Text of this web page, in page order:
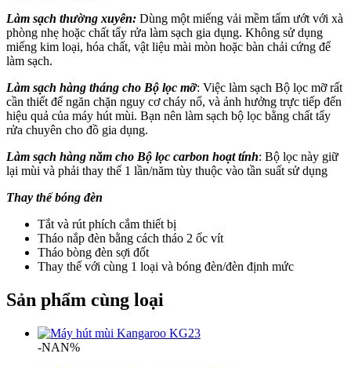
Làm sạch thường xuyên: Dùng một miếng vải mềm tẩm ướt với xà
phòng nhẹ hoặc chất tẩy rửa làm sạch gia dụng. Không sử dụng
miếng kim loại, hóa chất, vật liệu mài mòn hoặc bàn chải cứng để
làm sạch.
Làm sạch hàng tháng cho Bộ lọc mỡ: Việc làm sạch Bộ lọc mỡ rất
cần thiết để ngăn chặn nguy cơ cháy nổ, và ảnh hưởng trực tiếp đến
hiệu quả của máy hút mùi. Bạn nên làm sạch bộ lọc bằng chất tẩy
rửa chuyên cho đồ gia dụng.
Làm sạch hàng năm cho Bộ lọc carbon hoạt tính: Bộ lọc này giữ
lại mùi và phải thay thế 1 lần/năm tùy thuộc vào tần suất sử dụng
Thay thế bóng đèn
Tắt và rút phích cắm thiết bị
Tháo nắp đèn bằng cách tháo 2 ốc vít
Tháo bòng đèn sợi đốt
Thay thế với cùng 1 loại và bóng đèn/đèn định mức
Sản phẩm cùng loại
-NAN%